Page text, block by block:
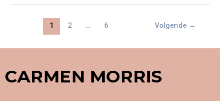
1 2 … 6 Volgende →
CARMEN MORRIS